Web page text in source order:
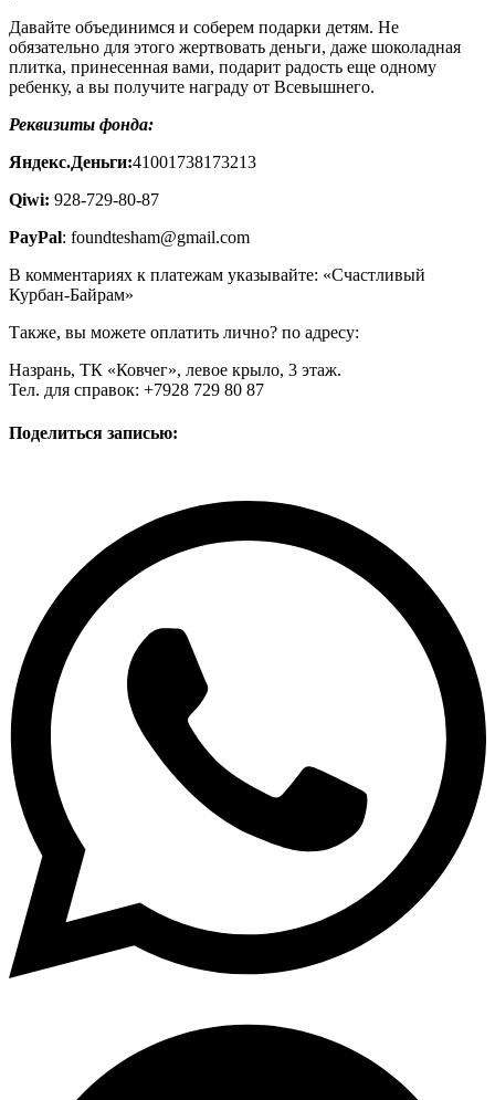
Давайте объединимся и соберем подарки детям. Не
обязательно для этого жертвовать деньги, даже шоколадная
плитка, принесенная вами, подарит радость еще одному
ребенку, а вы получите награду от Всевышнего.
Реквизиты фонда:
Яндекс.Деньги:41001738173213
Qiwi: 928-729-80-87
PayPal: foundtesham@gmail.com
В комментариях к платежам указывайте: «Счастливый
Курбан-Байрам»
Также, вы можете оплатить лично? по адресу:
Назрань, ТК «Ковчег», левое крыло, 3 этаж.
Тел. для справок: +7928 729 80 87
Поделиться записью: